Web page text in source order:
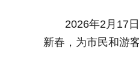
2026年2月17日
新春，为市民和游